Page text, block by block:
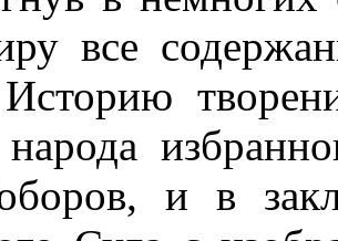
все
Историю
и в